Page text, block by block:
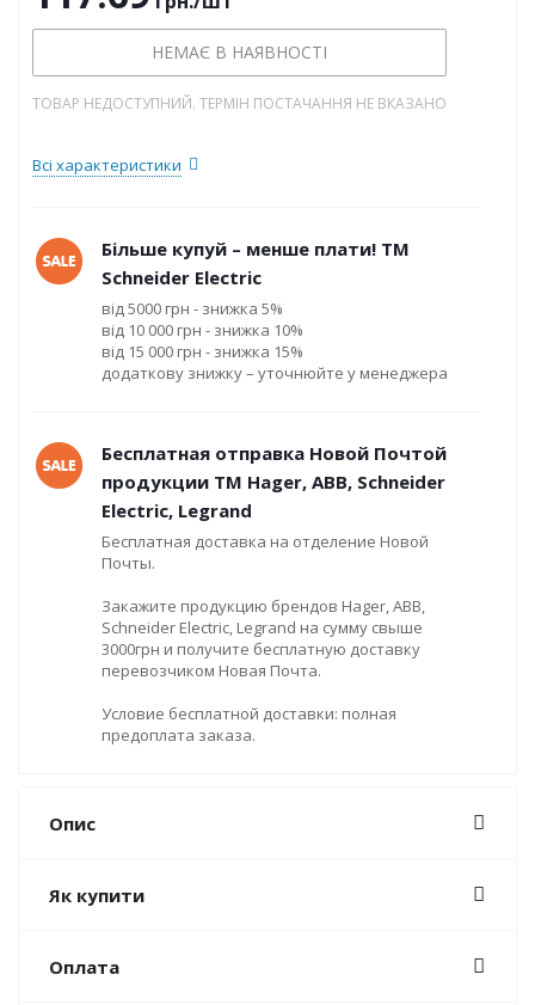
НЕМАЄ В НАЯВНОСТІ
ТОВАР НЕДОСТУПНИЙ. ТЕРМІН ПОСТАЧАННЯ НЕ ВКАЗАНО
Всі характеристики
Більше купуй – менше плати! ТМ
Schneider Electric
від 5000 грн - знижка 5%
від 10 000 грн - знижка 10%
від 15 000 грн - знижка 15%
додаткову знижку – уточнюйте у менеджера
Бесплатная отправка Новой Почтой
продукции ТМ Hager, ABB, Schneider
Electric, Legrand
Бесплатная доставка на отделение Новой
Почты.
Закажите продукцию брендов Hager, ABB,
Schneider Electric, Legrand на сумму свыше
3000грн и получите бесплатную доставку
перевозчиком Новая Почта.
Условие бесплатной доставки: полная
предоплата заказа.
Опис
Як купити
Оплата